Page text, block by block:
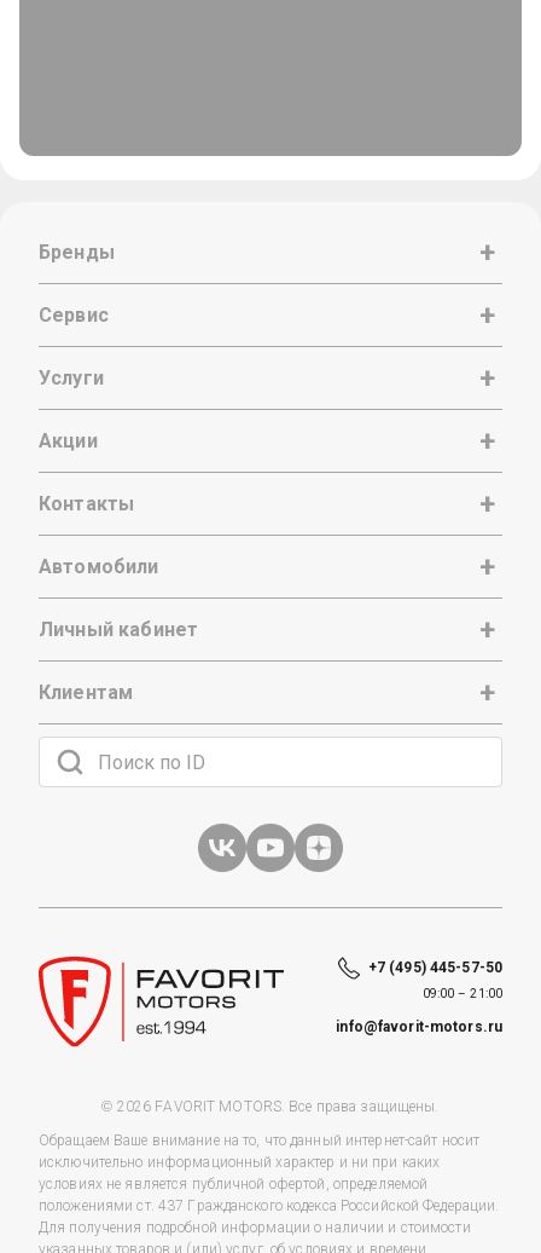
Бренды
Сервис
Услуги
Акции
Контакты
Автомобили
Личный кабинет
Клиентам
+7 (495) 445-57-50
09:00 – 21:00
info@favorit-motors.ru
© 2026 FAVORIT MOTORS. Все права защищены.
Обращаем Ваше внимание на то, что данный интернет-сайт носит
исключительно информационный характер и ни при каких
условиях не является публичной офертой, определяемой
положениями ст. 437 Гражданского кодекса Российской Федерации.
Для получения подробной информации о наличии и стоимости